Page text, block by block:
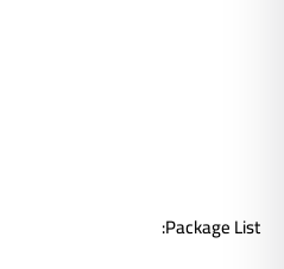
Package List: